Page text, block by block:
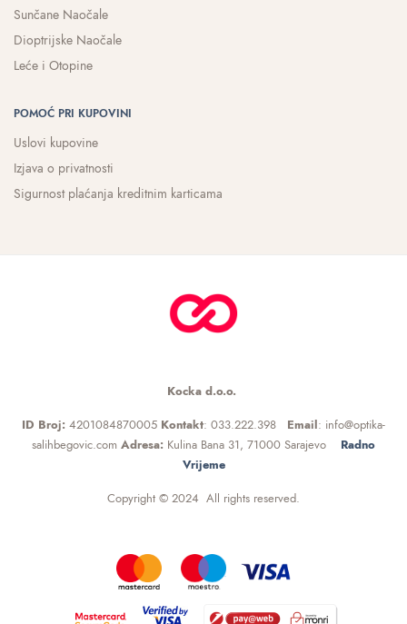
Sunčane Naočale
Dioptrijske Naočale
Leće i Otopine
POMOĆ PRI KUPOVINI
Uslovi kupovine
Izjava o privatnosti
Sigurnost plaćanja kreditnim karticama
Kocka d.o.o.
ID Broj: 4201084870005Kontakt: 033.222.398 Email: info@optika-
salihbegovic.com Adresa: Kulina Bana 31, 71000 Sarajevo
Radno
Vrijeme
Copyright © 2024 All rights reserved.